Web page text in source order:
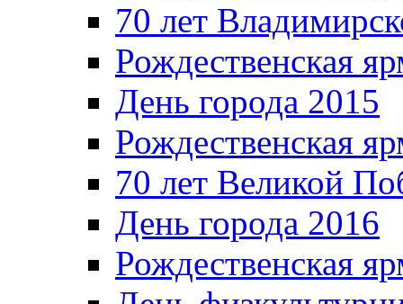
70 лет
Рождественская
День города 2015
Рождественская
70 лет Великой
День города 2016
Рождественская